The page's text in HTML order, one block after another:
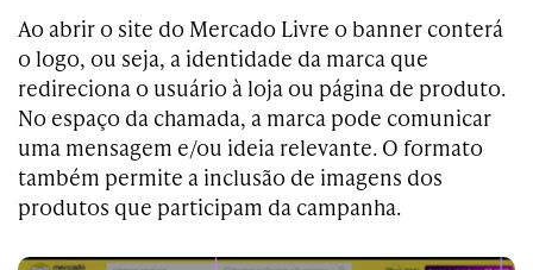
Ao abrir o site do Mercado Livre o banner conterá
o logo, ou seja, a identidade da marca que
redireciona o usuário à loja ou página de produto.
No espaço da chamada, a marca pode comunicar
uma mensagem e/ou ideia relevante. O formato
também permite a inclusão de imagens dos
produtos que participam da campanha.